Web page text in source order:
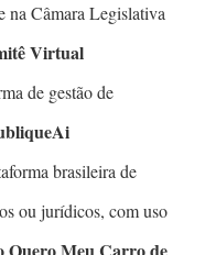
na Câmara Legislativa
Virtual
de gestão de
brasileira de
ou jurídicos, com uso